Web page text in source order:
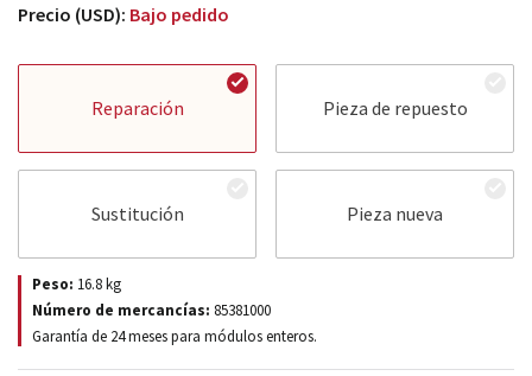
Precio (USD): Bajo pedido
Reparación Pieza de repuesto
Sustitución Pieza nueva
Peso: 16.8kg
Número de mercancías: 85381000
Garantía de 24 meses para módulos enteros.